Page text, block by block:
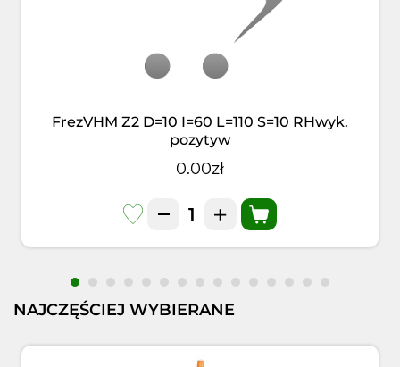
FrezVHM Z2 D=10 I=60 L=110 S=10 RHwyk.
pozytyw
0.00zł
NAJCZĘŚCIEJ WYBIERANE